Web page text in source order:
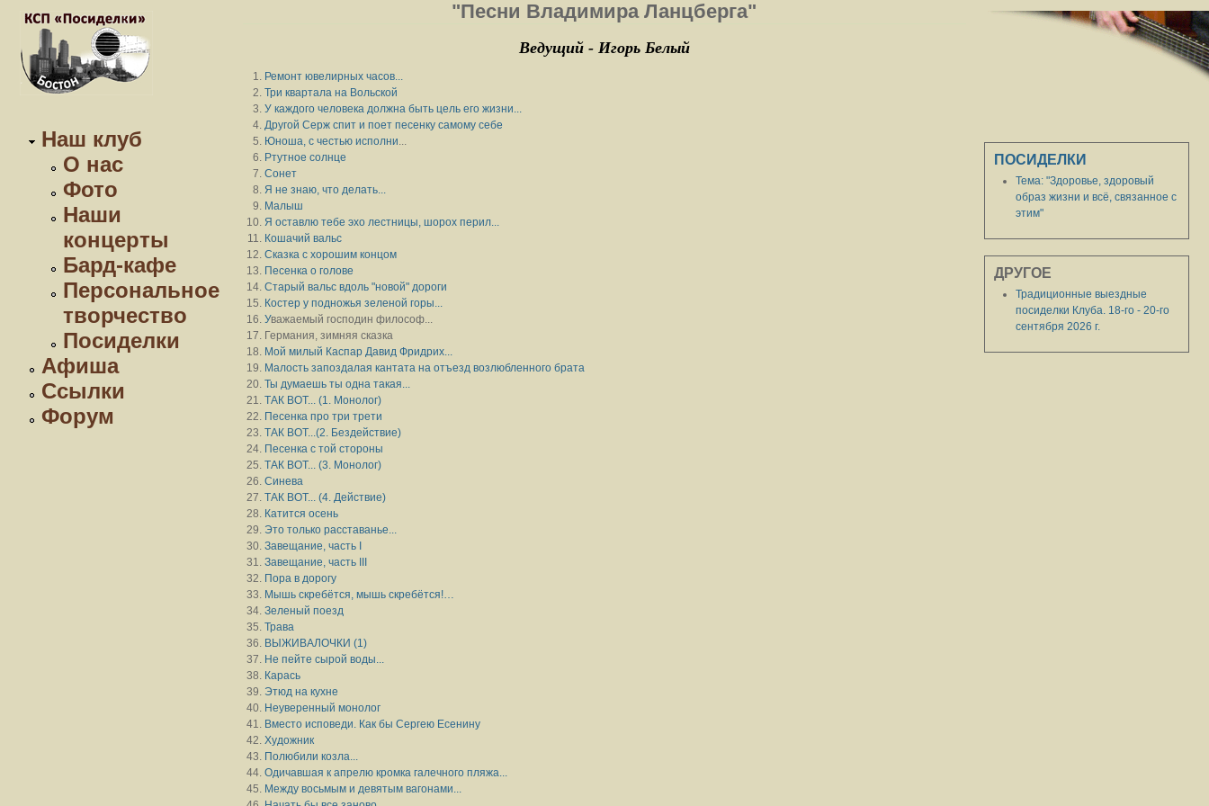
Наш клуб
О нас
Фото
Наши
концерты
Бард-кафе
Персональное
творчество
Посиделки
Афиша
Ссылки
Форум
"Песни Владимира Ланцберга"
Ведущий - Игорь Белый
Ремонт ювелирных часов...
Три квартала на Вольской
У каждого человека должна быть цель его жизни...
Другой Серж спит и поет песенку самому себе
Юноша, с честью исполни...
Ртутное солнце
Сонет
Я не знаю, что делать...
Малыш
Я оставлю тебе эхо лестницы, шорох перил...
Кошачий вальс
Сказка с хорошим концом
Песенка о голове
Старый вальс вдоль "новой" дороги
Костер у подножья зеленой горы...
Уважаемый господин философ...
Германия, зимняя сказка
Мой милый Каспар Давид Фридрих...
Малость запоздалая кантата на отъезд возлюбленного брата
Ты думаешь ты одна такая...
ТАК ВОТ... (1. Монолог)
Песенка про три трети
ТАК ВОТ...(2. Бездействие)
Песенка с той стороны
ТАК ВОТ... (3. Монолог)
Синева
ТАК ВОТ... (4. Действие)
Катится осень
Это только расставанье...
Завещание, часть I
Завещание, часть III
Пора в дорогу
Мышь скребётся, мышь скребётся!…
Зеленый поезд
Трава
ВЫЖИВАЛОЧКИ (1)
Не пейте сырой воды...
Карась
Этюд на кухне
Неуверенный монолог
Вместо исповеди. Как бы Сергею Есенину
Художник
Полюбили козла...
Одичавшая к апрелю кромка галечного пляжа...
Между восьмым и девятым вагонами...
ПОСИДЕЛКИ
Тема: "Здоровье, здоровый
образ жизни и всё, связанное с
этим"
ДРУГОЕ
Традиционные выездные
посиделки Клуба. 18-го - 20-го
сентября 2026 г.